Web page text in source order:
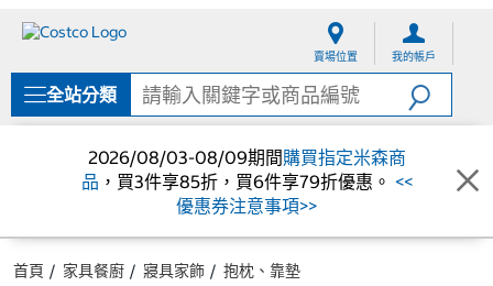
單
賣場位置 我的帳戶
全站分類
2026/08/03-08/09期間購買指定米森商
品 ，買3件享85折，買6件享79折優惠。 <<
優惠券注意事項>>
首頁 家具餐廚 寢具家飾 抱枕、靠墊